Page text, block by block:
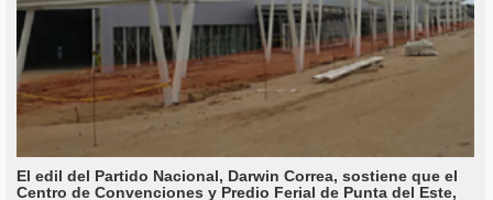
El edil del Partido Nacional, Darwin Correa, sostiene que el
Centro de Convenciones y Predio Ferial de Punta del Este,